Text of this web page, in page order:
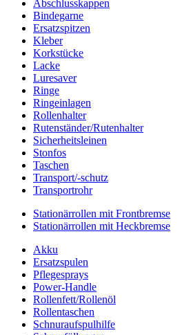
Abschlusskappen
Bindegarne
Ersatzspitzen
Kleber
Korkstücke
Lacke
Luresaver
Ringe
Ringeinlagen
Rollenhalter
Rutenständer/Rutenhalter
Sicherheitsleinen
Stonfos
Taschen
Transport/-schutz
Transportrohr
Stationärrollen mit Frontbremse
Stationärrollen mit Heckbremse
Akku
Ersatzspulen
Pflegesprays
Power-Handle
Rollenfett/Rollenöl
Rollentaschen
Schnuraufspulhilfe